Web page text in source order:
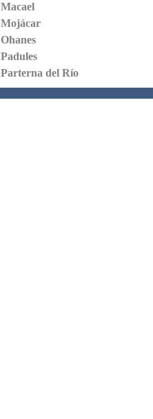
Macael
Mojácar
Ohanes
Padules
Parterna del Río